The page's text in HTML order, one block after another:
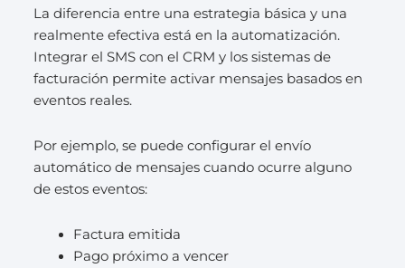
La diferencia entre una estrategia básica y una
realmente efectiva está en la automatización.
Integrar el SMS con el CRM y los sistemas de
facturación permite activar mensajes basados en
eventos reales.
Por ejemplo, se puede configurar el envío
automático de mensajes cuando ocurre alguno
de estos eventos:
Factura emitida
Pago próximo a vencer